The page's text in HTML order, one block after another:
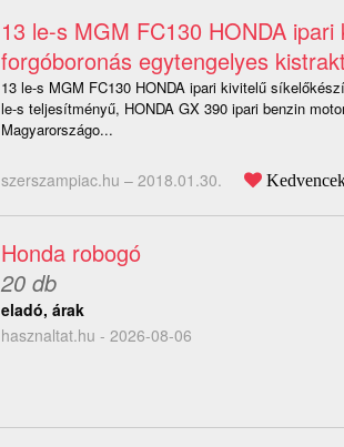
13 le-s MGM FC130 HONDA
forgóboronás egytengelyes
13 le-s MGM FC130 HONDA ipari kivitelű
le-s teljesítményű, HONDA GX 390 ipari benzin
Magyarországo...
szerszampiac.hu – 2018.01.30.
Honda robogó
20 db
eladó, árak
hasznaltat.hu - 2026-08-06